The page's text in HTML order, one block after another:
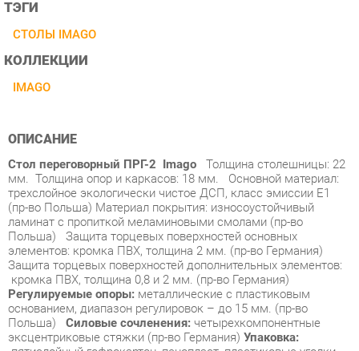
(пр-во Польша) Материал покрытия: износоустойчивый
Польша) Защита торцевых поверхностей основных
элементов: кромка ПВХ, толщина 2 мм. (пр-во Германия)
Защита торцевых поверхностей дополнительных элементов:
кромка ПВХ, толщина 0,8 и 2 мм. (пр-во Германия)
Регулируемые опоры:металлические с пластиковым
основанием, диапазон регулировок – до 15 мм. (пр-во
Польша)Силовые сочленения:четырехкомпонентные
эксцентриковые стяжки (пр-во Германия)Упаковка:
пятислойный гофрокартон, пенопласт, пластиковые уголки
Стоимость стола зависит от выбранного цвета ЛДСП